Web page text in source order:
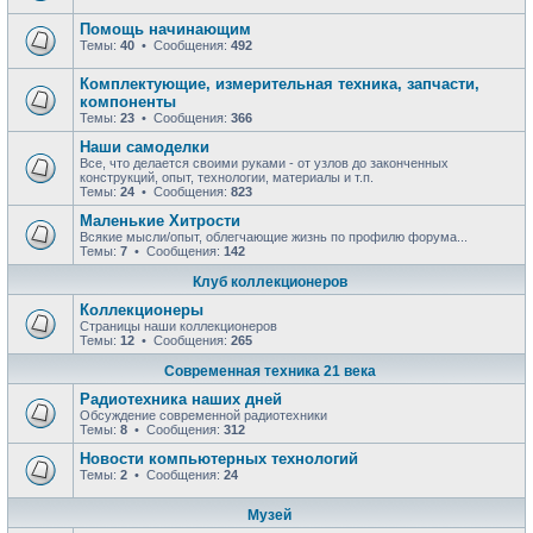
Помощь начинающим
Темы: 40 • Сообщения: 492
Комплектующие, измерительная техника, запчасти,
компоненты
Темы: 23 • Сообщения: 366
Наши самоделки
Все, что делается своими руками - от узлов до законченных
конструкций, опыт, технологии, материалы и т.п.
Темы: 24 • Сообщения: 823
Маленькие Хитрости
Всякие мысли/опыт, облегчающие жизнь по профилю форума...
Темы: 7 • Сообщения: 142
Клуб коллекционеров
Коллекционеры
Страницы наши коллекционеров
Темы: 12 • Сообщения: 265
Современная техника 21 века
Радиотехника наших дней
Обсуждение современной радиотехники
Темы: 8 • Сообщения: 312
Новости компьютерных технологий
Темы: 2 • Сообщения: 24
Музей